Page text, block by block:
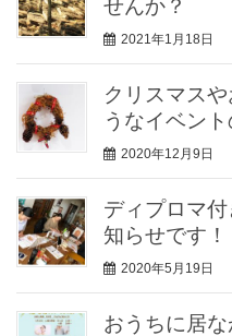
せんか？
2021年1月18日
クリスマス
うなイベント
2020年12月9日
ディプロマ
知らせです！
2020年5月19日
おうちに居